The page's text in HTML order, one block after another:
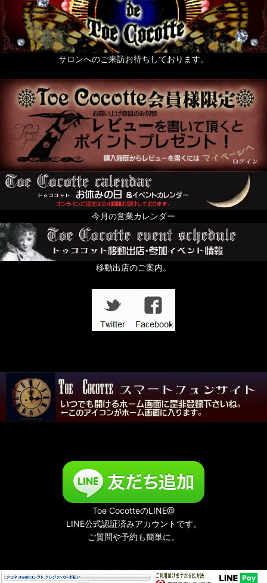
サロンへのご来訪お待ちしております。
今月の営業カレンダー
移動出店のご案内。
Toe CocotteのLINE@
LINE公式認証済みアカウントです。
ご質問や予約も簡単に。